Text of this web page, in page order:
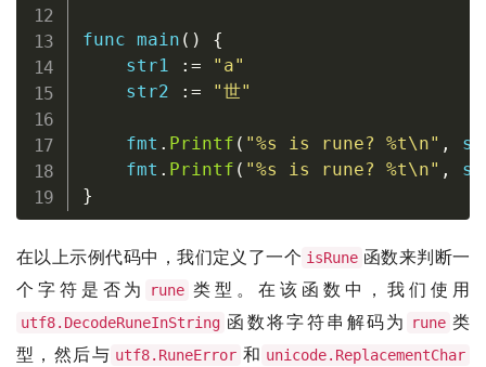
func main ( )
{
    str1
:=
"a"
    str2
:= "世"
    fmt
. Printf ( "%s is rune? %t\n" ,
    fmt
. Printf ( "%s is rune? %t\n" ,
}
在以上示例代码中，我们定义了一个 isRune 函数来判断一
个字符是否为
rune 类型。在该函数中，我们使用
utf8.DecodeRuneInString 函数将字符串解码为 rune 类
型，然后与 utf8.RuneError 和 unicode.ReplacementChar